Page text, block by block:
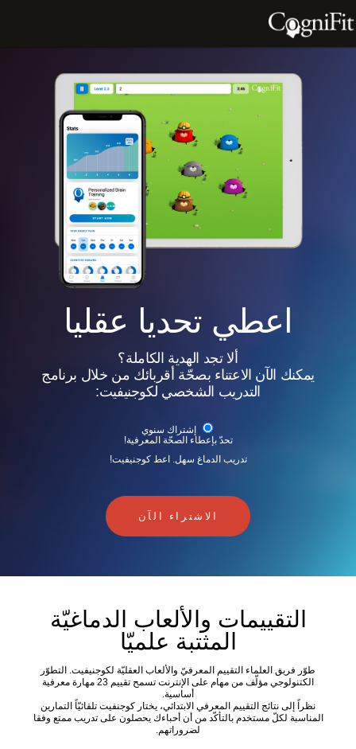
اعطي تحديا عقليا
ألا تجد الهدية الكاملة؟
يمكنك الآن الاعتناء بصحّة أقربائك من خلال برنامج
التدريب الشخصي لكوجنيفيت:
إشتراك سنوي
تحدّ بإعطاء الصحّة المعرفية!
تدريب الدماغ سهل. اعط كوجنيفيت!
الاشتراء الآن
التقييمات والألعاب الدماغيّة
المثتبة علميّا
طوّر فريق العلماء التقييم المعرفيّ والألعاب العقليّة لكوجنيفيت. التطوّر
الكتنولوجي مؤلّف من مهام على الإنترنت تسمح تقييم 23 مهارة معرفية
أساسية.
نظراً إلى نتائج التقييم المعرفي الابتدائي، يختار كوجنفيت تلقائيّاً التمارين
المناسبة لكلّ مستخدم بالتأكّد من أن أحباءك يحصلون على تدريب ممتع وفقا
لضروراتهم.